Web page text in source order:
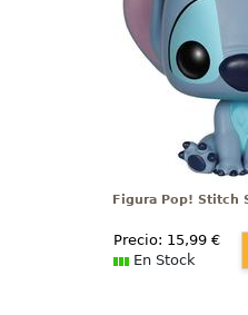
universo
aproximada de
Figura Pop! Stitch
Precio: 15,99€
En Stock